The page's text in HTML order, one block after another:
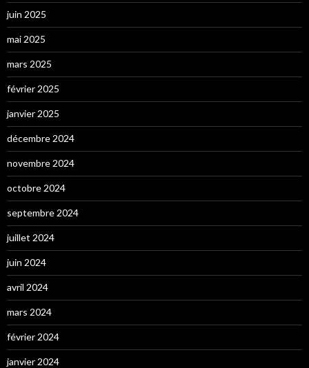
juin 2025
mai 2025
mars 2025
février 2025
janvier 2025
décembre 2024
novembre 2024
octobre 2024
septembre 2024
juillet 2024
juin 2024
avril 2024
mars 2024
février 2024
janvier 2024